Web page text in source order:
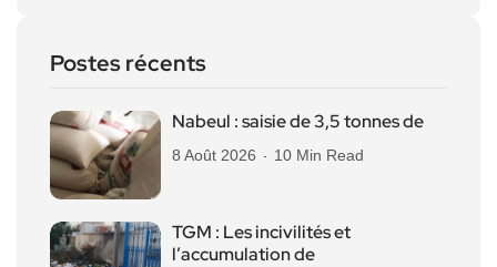
Postes récents
Nabeul : saisie de 3,5 tonnes de
8 Août 2026 10 Min Read
TGM : Les incivilités et
l’accumulation de